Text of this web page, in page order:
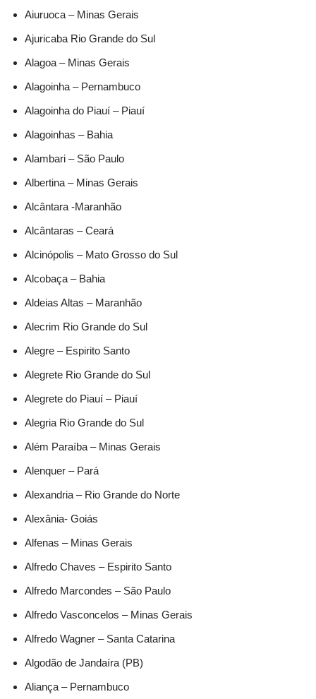
Aiuruoca – Minas Gerais
Ajuricaba Rio Grande do Sul
Alagoa – Minas Gerais
Alagoinha – Pernambuco
Alagoinha do Piauí – Piauí
Alagoinhas – Bahia
Alambari – São Paulo
Albertina – Minas Gerais
Alcântara -Maranhão
Alcântaras – Ceará
Alcinópolis – Mato Grosso do Sul
Alcobaça – Bahia
Aldeias Altas – Maranhão
Alecrim Rio Grande do Sul
Alegre – Espirito Santo
Alegrete Rio Grande do Sul
Alegrete do Piauí – Piauí
Alegria Rio Grande do Sul
Além Paraíba – Minas Gerais
Alenquer – Pará
Alexandria – Rio Grande do Norte
Alexânia- Goiás
Alfenas – Minas Gerais
Alfredo Chaves – Espirito Santo
Alfredo Marcondes – São Paulo
Alfredo Vasconcelos – Minas Gerais
Alfredo Wagner – Santa Catarina
Algodão de Jandaíra (PB)
Aliança – Pernambuco